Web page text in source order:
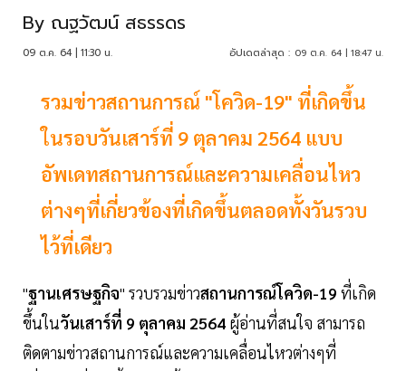
By ณฐวัฒน์ สธรรดร
09 ต.ค. 64 | 11:30 น. อัปเดตล่าสุด : 09 ต.ค. 64 | 18:47 น.
รวมข่าวสถานการณ์ "โควิด-19" ที่เกิดขึ้น
ในรอบวันเสาร์ที่ 9 ตุลาคม 2564 แบบ
อัพเดทสถานการณ์และความเคลื่อนไหว
ต่างๆที่เกี่ยวข้องที่เกิดขึ้นตลอดทั้งวันรวบ
ไว้ที่เดียว
"ฐานเศรษฐกิจ" รวบรวมข่าวสถานการณ์โควิด-19 ที่เกิด
ขึ้นในวันเสาร์ที่ 9 ตุลาคม 2564 ผู้อ่านที่สนใจ สามารถ
ติดตามข่าวสถานการณ์และความเคลื่อนไหวต่างๆที่